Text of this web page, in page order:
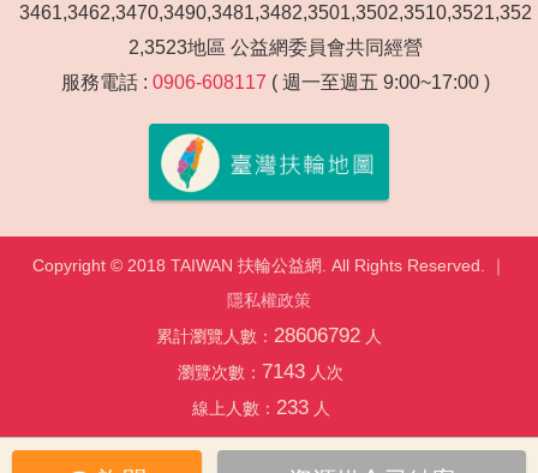
3461,3462,3470,3490,3481,3482,3501,3502,3510,3521,352
2,3523地區 公益網委員會共同經營
服務電話 : 0906-608117 ( 週一至週五 9:00~17:00 )
Copyright © 2018 TAIWAN 扶輪公益網. All Rights Reserved. ｜
隱私權政策
累計瀏覽人數： 28606792 人
瀏覽次數： 7143 人次
線上人數： 233人